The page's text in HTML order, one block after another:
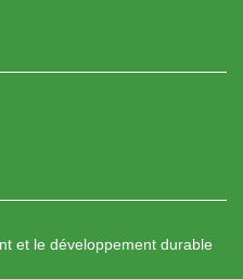
et le développement durable